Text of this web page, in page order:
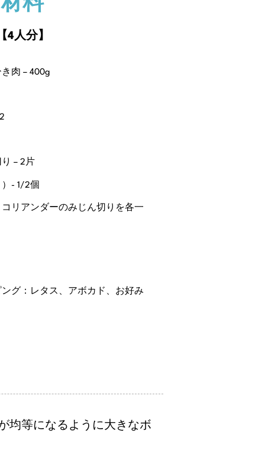
材料
4人分】
肉 – 400g
– 2片
- 1/2個
リアンダーのみじん切りを各一
グ：レタス、アボカド、お好み
均等になるように大きなボ